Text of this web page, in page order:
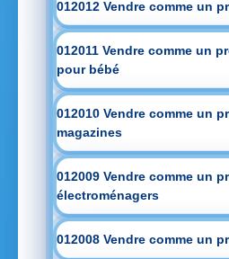
012012 Vendre comme un
012011 Vendre comme un
pour bébé
012010 Vendre comme un
magazines
012009 Vendre comme un
électroménagers
012008 Vendre comme un